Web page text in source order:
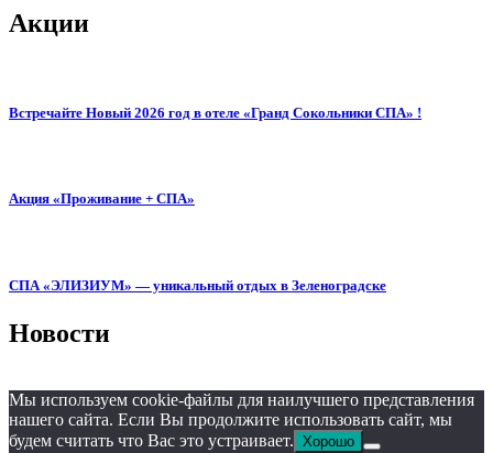
Акции
Встречайте Новый 2026 год в отеле «Гранд Сокольники СПА» !
Акция «Проживание + СПА»
СПА «ЭЛИЗИУМ» — уникальный отдых в Зеленоградске
Новости
Мы используем cookie-файлы для наилучшего представления
нашего сайта. Если Вы продолжите использовать сайт, мы
будем считать что Вас это устраивает. Хорошо